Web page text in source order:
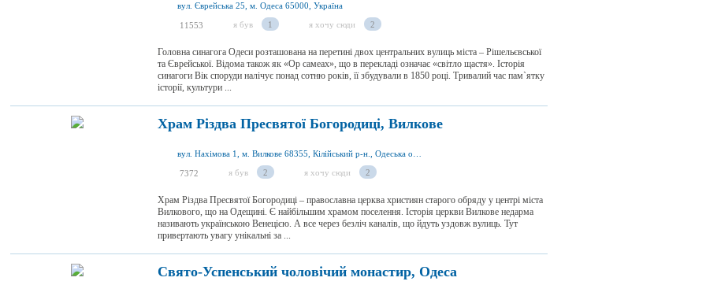
вул. Єврейська 25, м. Одеса 65000, Україна
11553 я був 1 я хочу сюди 2
Головна синагога Одеси розташована на перетині двох центральних вулиць міста – Рішельєвської
та Єврейської. Відома також як «Ор самеах», що в перекладі означає «світло щастя». Історія
синагоги Вік споруди налічує понад сотню років, її збудували в 1850 році. Тривалий час пам`ятку
історії, культури ...
Храм Різдва Пресвятої Богородиці, Вилкове
7372 я був 2 я хочу сюди 2
Храм Різдва Пресвятої Богородиці – православна церква християн старого обряду у центрі міста
Вилкового, що на Одещині. Є найбільшим храмом поселення. Історія церкви Вилкове недарма
називають українською Венецією. А все через безліч каналів, що йдуть уздовж вулиць. Тут
привертають увагу унікальні за ...
Свято-Успенський чоловічий монастир, Одеса